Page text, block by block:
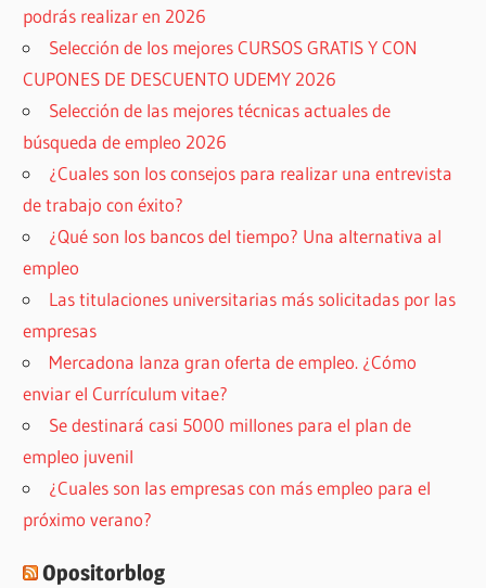
podrás realizar en 2026
Selección de los mejores CURSOS GRATIS Y CON
CUPONES DE DESCUENTO UDEMY 2026
Selección de las mejores técnicas actuales de
búsqueda de empleo 2026
¿Cuales son los consejos para realizar una entrevista
de trabajo con éxito?
¿Qué son los bancos del tiempo? Una alternativa al
empleo
Las titulaciones universitarias más solicitadas por las
empresas
Mercadona lanza gran oferta de empleo. ¿Cómo
enviar el Currículum vitae?
Se destinará casi 5000 millones para el plan de
empleo juvenil
¿Cuales son las empresas con más empleo para el
próximo verano?
Opositorblog